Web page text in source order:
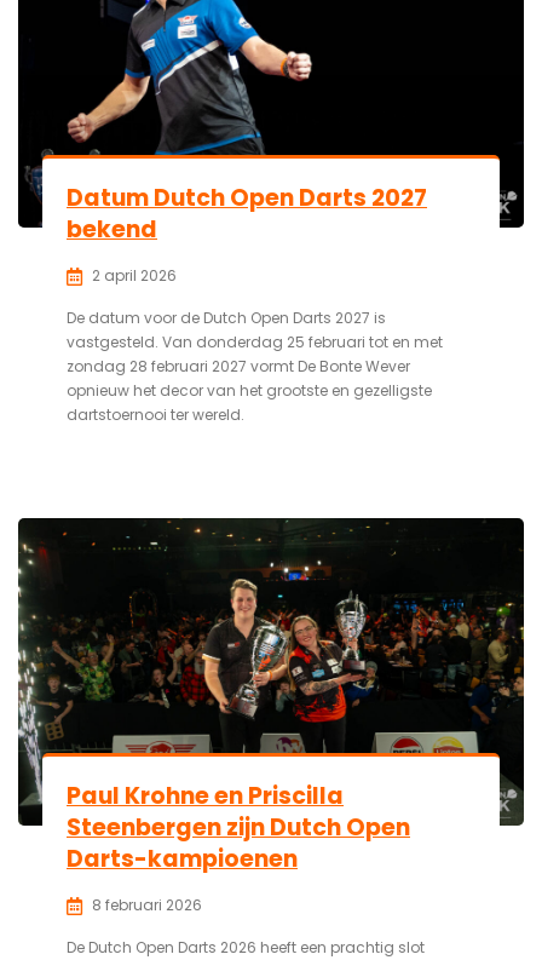
Datum Dutch Open Darts 2027
bekend
2 april 2026
De datum voor de Dutch Open Darts 2027 is
vastgesteld. Van donderdag 25 februari tot en met
zondag 28 februari 2027 vormt De Bonte Wever
opnieuw het decor van het grootste en gezelligste
dartstoernooi ter wereld.
Paul Krohne en Priscilla
Steenbergen zijn Dutch Open
Darts-kampioenen
8 februari 2026
De Dutch Open Darts 2026 heeft een prachtig slot